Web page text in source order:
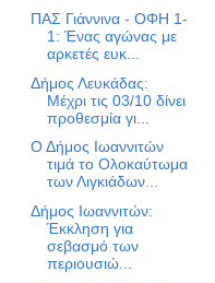
ΠΑΣ Γιάννινα - ΟΦΗ 1-
1: Ένας αγώνας με
αρκετές ευκ...
Δήμος Λευκάδας:
Μέχρι τις 03/10 δίνει
προθεσμία γι...
Ο Δήμος Ιωαννιτών
τιμά το Ολοκαύτωμα
των Λιγκιάδων...
Δήμος Ιωαννιτών:
Έκκληση για
σεβασμό των
περιουσιώ...